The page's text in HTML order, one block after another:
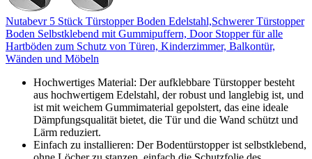
Nutabevr 5 Stück Türstopper Boden Edelstahl,Schwerer Türstopper
Boden Selbstklebend mit Gummipuffern, Door Stopper für alle
Hartböden zum Schutz von Türen, Kinderzimmer, Balkontür,
Wänden und Möbeln
Hochwertiges Material: Der aufklebbare Türstopper besteht
aus hochwertigem Edelstahl, der robust und langlebig ist, und
ist mit weichem Gummimaterial gepolstert, das eine ideale
Dämpfungsqualität bietet, die Tür und die Wand schützt und
Lärm reduziert.
Einfach zu installieren: Der Bodentürstopper ist selbstklebend,